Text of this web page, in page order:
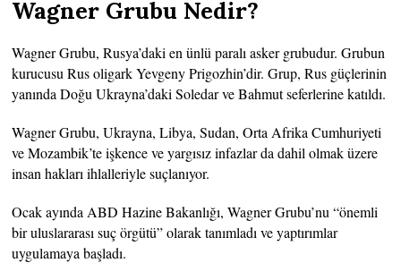
Wagner Grubu Nedir?
Wagner Grubu, Rusya’daki en ünlü paralı asker grubudur. Grubun
kurucusu Rus oligark Yevgeny Prigozhin’dir. Grup, Rus güçlerinin
yanında Doğu Ukrayna’daki Soledar ve Bahmut seferlerine katıldı.
Wagner Grubu, Ukrayna, Libya, Sudan, Orta Afrika Cumhuriyeti
ve Mozambik’te işkence ve yargısız infazlar da dahil olmak üzere
insan hakları ihlalleriyle suçlanıyor.
Ocak ayında ABD Hazine Bakanlığı, Wagner Grubu’nu “önemli
bir uluslararası suç örgütü” olarak tanımladı ve yaptırımlar
uygulamaya başladı.